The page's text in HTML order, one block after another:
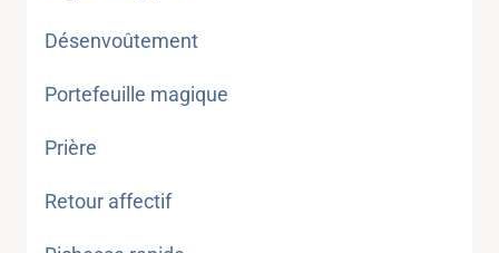
Désenvoûtement
Portefeuille magique
Prière
Retour affectif